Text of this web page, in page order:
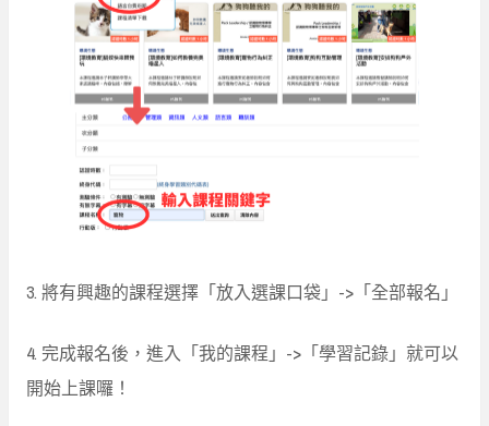
3. 將有興趣的課程選擇「放入選課口袋」->「全部報名」
4. 完成報名後，進入「我的課程」->「學習記錄」就可以
開始上課囉！